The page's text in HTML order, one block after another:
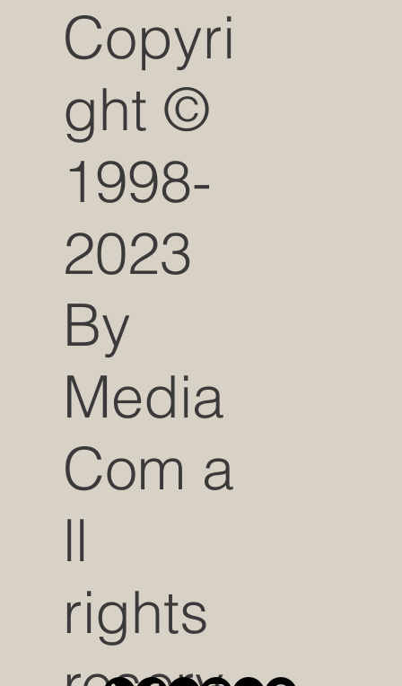
Copyri
ght ©
1998-
2023
By
Media
Com a
ll
rights